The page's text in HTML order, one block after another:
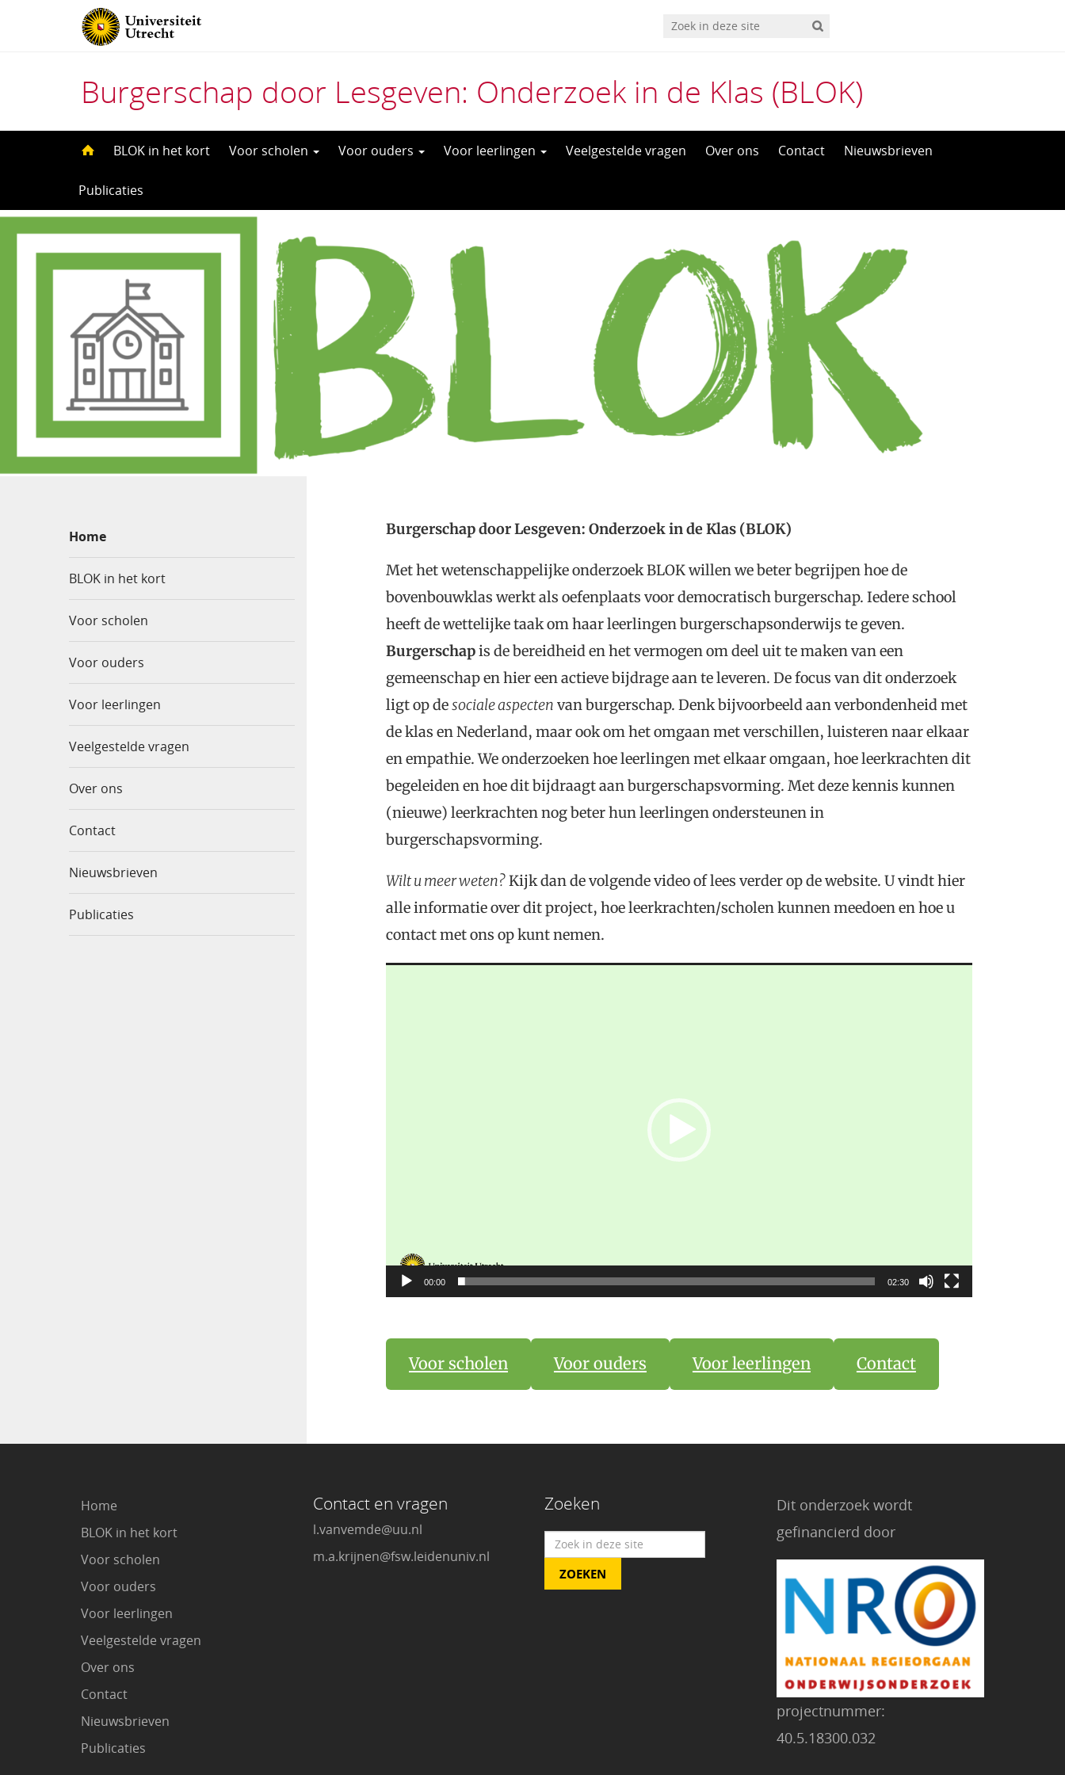
Burgerschap door Lesgeven: Onderzoek in de Klas (BLOK)
BLOK in het kort Voor scholen Voor ouders Voor leerlingen Veelgestelde vragen Over ons Contact Nieuwsbrieven
Publicaties
Home
BLOK in het kort
Voor scholen
Voor ouders
Voor leerlingen
Veelgestelde vragen
Over ons
Contact
Nieuwsbrieven
Publicaties
Burgerschap door Lesgeven: Onderzoek in de Klas (BLOK)
Met het wetenschappelijke onderzoek BLOK willen we beter begrijpen hoe de
bovenbouwklas werkt als oefenplaats voor democratisch burgerschap. Iedere school
heeft de wettelijke taak om haar leerlingen burgerschapsonderwijs te geven.
Burgerschapis de bereidheid en het vermogen om deel uit te maken van een
gemeenschap en hier een actieve bijdrage aan te leveren. De focus van dit onderzoek
ligt op desociale aspecten van burgerschap. Denk bijvoorbeeld aan verbondenheid met
de klas en Nederland, maar ook om het omgaan met verschillen, luisteren naar elkaar
en empathie. We onderzoeken hoe leerlingen met elkaar omgaan, hoe leerkrachten dit
begeleiden en hoe dit bijdraagt aan burgerschapsvorming. Met deze kennis kunnen
(nieuwe) leerkrachten nog beter hun leerlingen ondersteunen in
burgerschapsvorming.
Wilt u meer weten?Kijk dan de volgende video of lees verder op de website. U vindt hier
alle informatie over dit project, hoe leerkrachten/scholen kunnen meedoen en hoe u
contact met ons op kunt nemen.
00:00 02:30
Voor scholen Voor ouders Voor leerlingen Contact
Home
BLOK in het kort
Voor scholen
Voor ouders
Voor leerlingen
Veelgestelde vragen
Over ons
Contact
Nieuwsbrieven
Publicaties
Contact en vragen
l.vanvemde@uu.nl
m.a.krijnen@fsw.leidenuniv.nl
Zoeken
Dit onderzoek wordt
gefinancierd door
projectnummer:
40.5.18300.032